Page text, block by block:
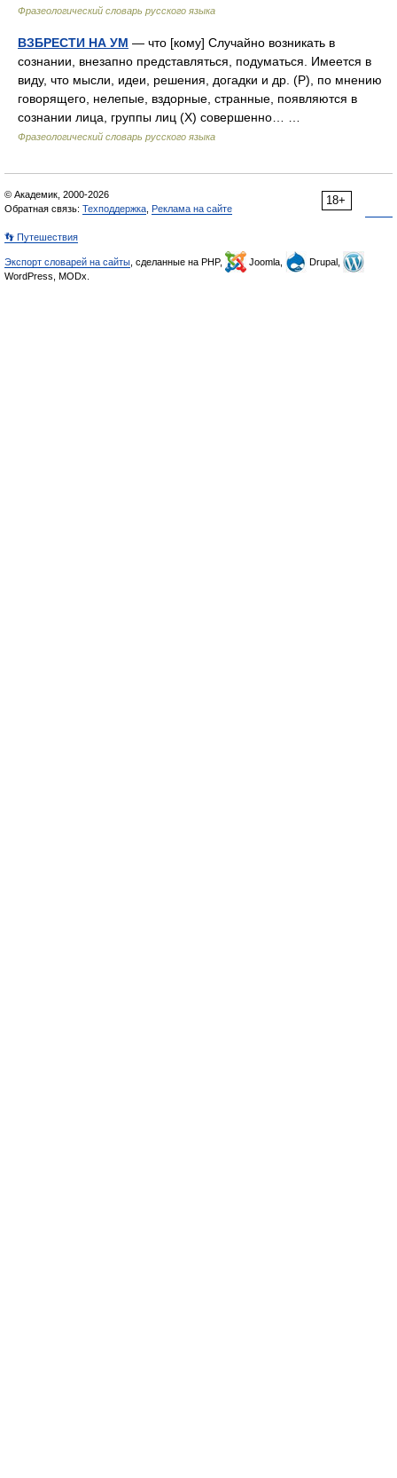
Фразеологический словарь русского языка
ВЗБРЕСТИ НА УМ — что [кому] Случайно возникать в
сознании, внезапно представляться, подуматься. Имеется в
виду, что мысли, идеи, решения, догадки и др. (Р), по мнению
говорящего, нелепые, вздорные, странные, появляются в
сознании лица, группы лиц (Х) совершенно… …
Фразеологический словарь русского языка
18+
© Академик, 2000-2026
Обратная связь: Техподдержка Реклама на сайте
👣 Путешествия
Экспорт словарей на сайты , сделанные на PHP, Joomla,
Drupal,
WordPress, MODx.